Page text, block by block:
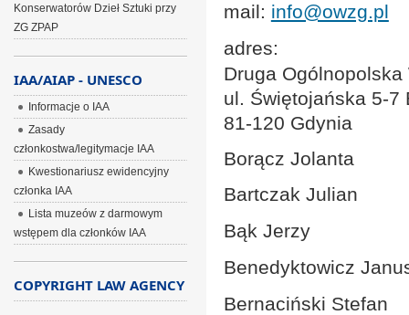
mail: info@owzg.pl
adres:
Druga
ul. Świętojańska 5-7
81-120 Gdynia
Borącz Jolanta
Bartczak Julian
Bąk Jerzy
Benedyktowicz
Bernaciński Stefan
Konserwatorów Dzieł Sztuki przy
ZG ZPAP
IAA/AIAP - UNESCO
Informacje o IAA
Zasady
członkostwa/legitymacje IAA
Kwestionariusz ewidencyjny
członka IAA
Lista muzeów z darmowym
wstępem dla członków IAA
COPYRIGHT LAW AGENCY